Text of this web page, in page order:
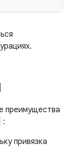
преимущества
:
привязка